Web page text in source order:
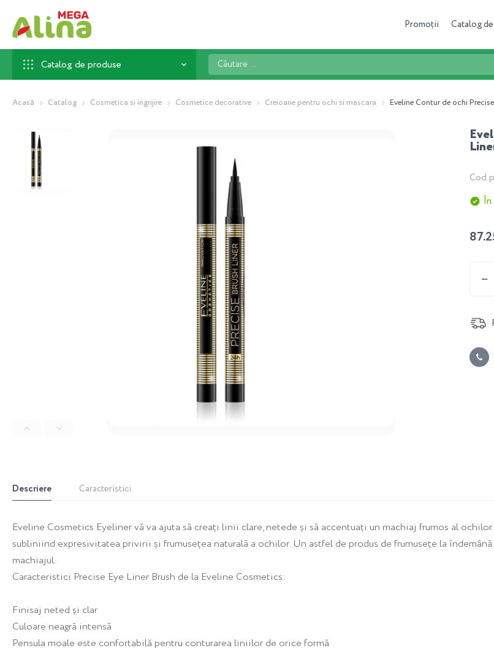
Promoții Catalog
Catalog de produse
Căutare
...
Acasă Catalog Cosmetica si ingrijire Cosmetice decorative Creioane pentru ochi si mascara Eveline Contur de ochi
Cod
În
Descriere Caracteristici
Eveline Cosmetics Eyeliner vă va ajuta să creați linii clare, netede și să accentuați un machiaj frumos al
subliniind expresivitatea privirii și frumusețea naturală a ochilor. Un astfel de produs de frumusețe la
machiajul.
Caracteristici Precise Eye Liner Brush de la Eveline Cosmetics:
Finisaj neted și clar
Culoare neagră intensă
Pensula moale este confortabilă pentru conturarea liniilor de orice formă